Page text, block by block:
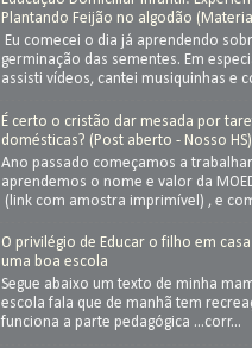
Plantando Feijão no algodão
Eu comecei o dia já aprendendo
germinação das sementes. Em
assisti vídeos, cantei musiquinhas e
É certo o cristão dar mesada por
domésticas? (Post aberto - Nosso HS)
Ano passado começamos a
aprendemos o nome e valor da
(link com amostra imprimível) , e
O privilégio de Educar o filho em
uma boa escola
Segue abaixo um texto de minha
escola fala que de manhã tem
funciona a parte pedagógica ...corr...